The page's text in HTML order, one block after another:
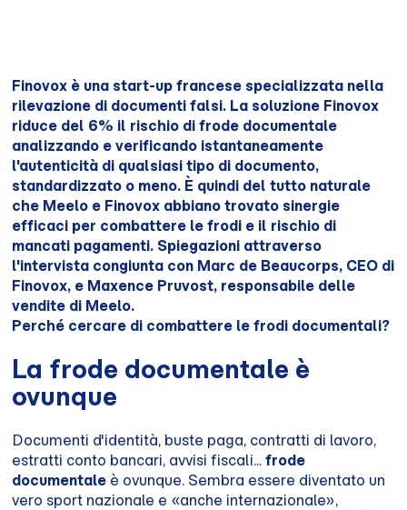
Finovox è una start-up francese specializzata nella
rilevazione di documenti falsi. La soluzione Finovox
riduce del 6% il rischio di frode documentale
analizzando e verificando istantaneamente
l'autenticità di qualsiasi tipo di documento,
standardizzato o meno. È quindi del tutto naturale
che Meelo e Finovox abbiano trovato sinergie
efficaci per combattere le frodi e il rischio di
mancati pagamenti. Spiegazioni attraverso
l'intervista congiunta con Marc de Beaucorps, CEO di
Finovox, e Maxence Pruvost, responsabile delle
vendite di Meelo.
Perché cercare di combattere le frodi documentali?
La frode documentale è
ovunque
Documenti d'identità, buste paga, contratti di lavoro,
estratti conto bancari, avvisi fiscali...frode
documentale è ovunque. Sembra essere diventato un
vero sport nazionale e «anche internazionale»,